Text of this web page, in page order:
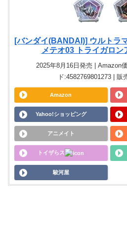
[バンダイ(BANDAI)] ウルトラ
メテオ03 トライガロン
2025年8月16日発売 | Amazon
ド:4582769801273 | 販
Amazon
Yahoo!ショッピング
アニメイト
トイザらス
駿河屋